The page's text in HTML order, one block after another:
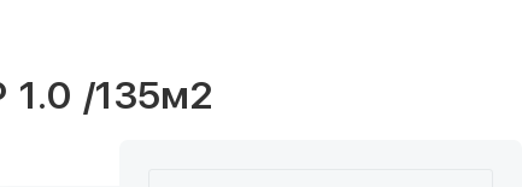
/135м2